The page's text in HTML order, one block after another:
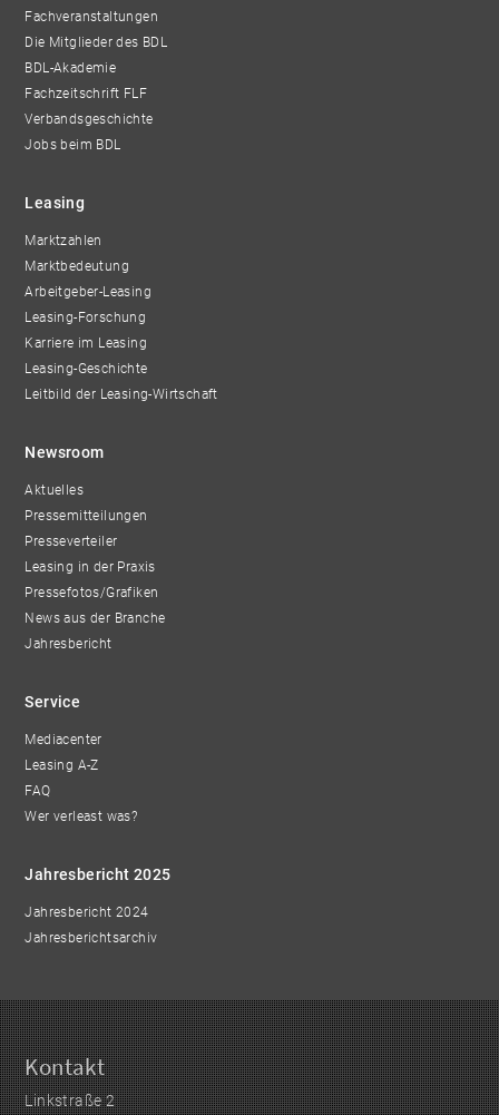
Fachveranstaltungen
Die Mitglieder des BDL
BDL-Akademie
Fachzeitschrift FLF
Verbandsgeschichte
Jobs beim BDL
Leasing
Marktzahlen
Marktbedeutung
Arbeitgeber-Leasing
Leasing-Forschung
Karriere im Leasing
Leasing-Geschichte
Leitbild der Leasing-Wirtschaft
Newsroom
Aktuelles
Pressemitteilungen
Presseverteiler
Leasing in der Praxis
Pressefotos/Grafiken
News aus der Branche
Jahresbericht
Service
Mediacenter
Leasing A-Z
FAQ
Wer verleast was?
Jahresbericht 2025
Jahresbericht 2024
Jahresberichtsarchiv
Kontakt
Linkstraße 2